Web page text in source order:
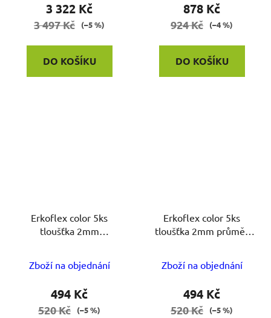
3 322 Kč
3 497 Kč (–5 %)
DO KOŠÍKU
878 Kč
924 Kč (–4 %)
DO KOŠÍKU
Erkoflex color 5ks
tloušťka 2mm
Zboží na objednání
494 Kč
520 Kč (–5 %)
Erkoflex color 5ks
tloušťka 2mm průměr
Zboží na objednání
494 Kč
520 Kč (–5 %)